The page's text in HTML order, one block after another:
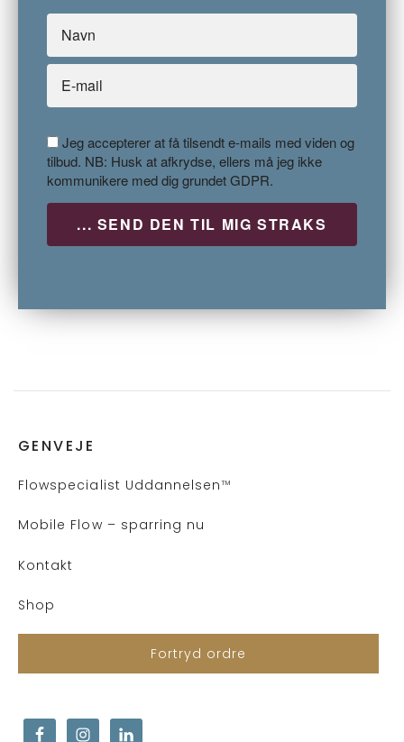
Jeg accepterer at få tilsendt e-mails med viden og
tilbud. NB: Husk at afkrydse, ellers må jeg ikke
kommunikere med dig grundet GDPR.
GENVEJE
Flowspecialist Uddannelsen™
Mobile Flow – sparring nu
Kontakt
Shop
Fortryd ordre